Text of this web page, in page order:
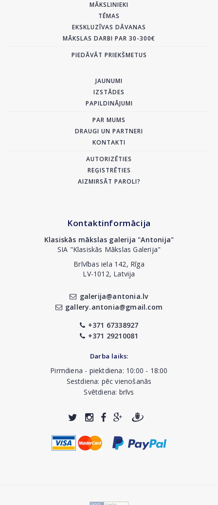
MĀKSLINIEKI
TĒMAS
EKSKLUZĪVAS DĀVANAS
MĀKSLAS DARBI PAR 30-300€
PIEDĀVĀT PRIEKŠMETUS
JAUNUMI
IZSTĀDES
PAPILDINĀJUMI
PAR MUMS
DRAUGI UN PARTNERI
KONTAKTI
AUTORIZĒTIES
REĢISTRĒTIES
AIZMIRSĀT PAROLI?
Kontaktinformācija
Klasiskās mākslas galerija "Antonija"
SIA "Klasiskās Mākslas Galerija"
Brīvības iela 142, Rīga
LV-1012, Latvija
galerija@antonia.lv
gallery.antonia@gmail.com
+371 67338927
+371 29210081
Darba laiks:
Pirmdiena - piektdiena: 10:00 - 18:00
Sestdiena: pēc vienošanās
Svētdiena: brīvs